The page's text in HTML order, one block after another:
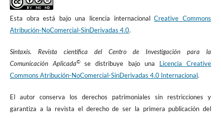
Recuperado de Mover a México:
http://promep.sep.gob.mx/ca1/Conceptos2.html.
Rebeil, M., Arévalo, R., Ramírez, R. & Del Prado, R. (2016). Línea de
trabajo para Conacyt. Inédito. México: Universidad Anáhuac/
Centro de Investigación para la Comunicación Aplicada.
Repoll, J. (2010). Arqueología de los estudios culturales de
audiencias. D. F., México: Editorial Universidad Autónoma de la
Universidad Anáhuac México (2016). Líneas de Generación y/o
Aplicación de Conocimiento. En Doctorado en Investigación de la
Esta obra está bajo una licencia internacionalCreative Commons
Atribución-NoComercial-SinDerivadas 4.0.
Sintaxis. Revista científica del Centro de Investigación para la
Comunicación Aplicada© se distribuye bajo una Licencia Creative
Commons Atribución-NoComercial-SinDerivadas 4.0 Internacional.
El autor conserva los derechos patrimoniales sin restricciones y
garantiza a la revista el derecho de ser la primera publicación del